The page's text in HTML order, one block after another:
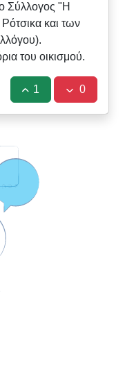
Σύλλογος "Η
και των
του οικισμού.
1 0